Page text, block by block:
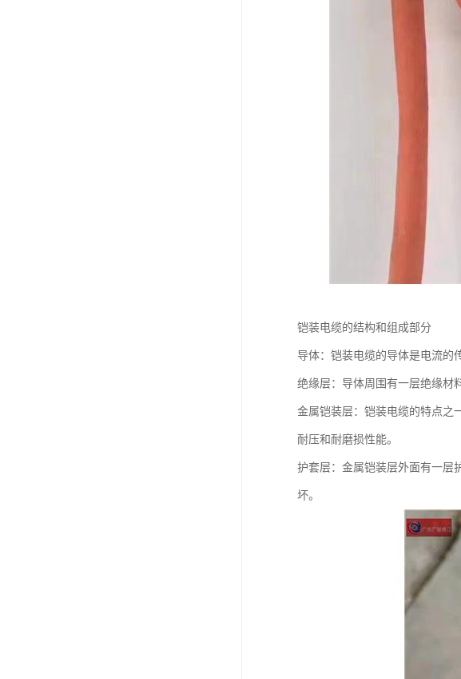
铠装电缆的结构和组成部分
导体：铠装电缆的导体是电流的
绝缘层：导体周围有一层绝缘材
金属铠装层：铠装电缆的特点之
耐压和耐磨损性能。
护套层：金属铠装层外面有一层
坏。